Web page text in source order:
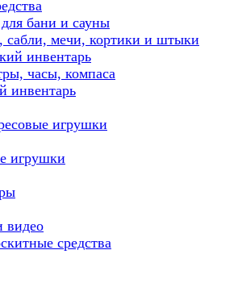
бани и сауны
мечи, кортики и штыки
инвентарь
часы, компаса
инвентарь
игрушки
игрушки
видео
средства